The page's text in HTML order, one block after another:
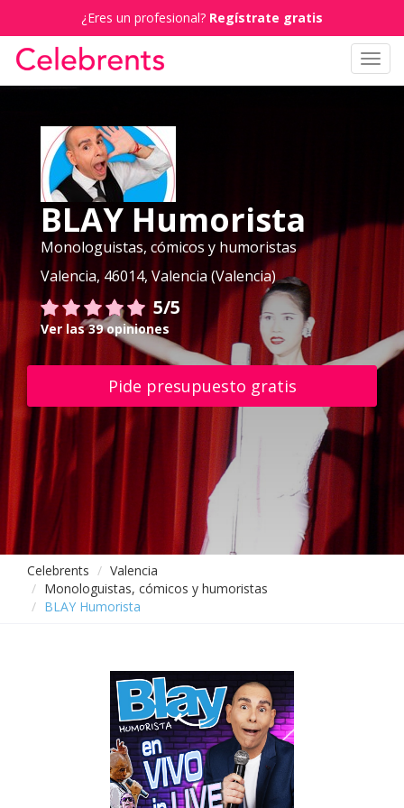
¿Eres un profesional? Regístrate gratis
BLAY Humorista
Monologuistas, cómicos y humoristas
Valencia, 46014, Valencia (Valencia)
5/5
Ver las 39 opiniones
Pide presupuesto gratis
Celebrents
Valencia
Monologuistas, cómicos y humoristas
BLAY Humorista